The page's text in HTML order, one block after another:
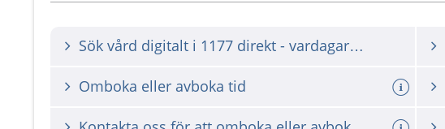
Sök vård digitalt i 1177 direkt - vardagar 8-14.30
Omboka eller avboka tid